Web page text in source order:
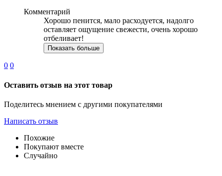
Комментарий
Хорошо пенится, мало расходуется, надолго
оставляет ощущение свежести, очень хорошо
отбеливает!
Показать больше
0 0
Оставить отзыв на этот товар
Поделитесь мнением с другими покупателями
Написать отзыв
Похожие
Покупают вместе
Случайно